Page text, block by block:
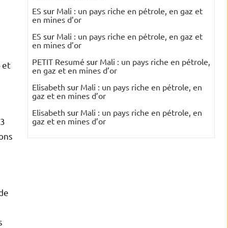
et
ES sur Mali : un pays riche en pétrole, en gaz et
en mines d’or
ES sur Mali : un pays riche en pétrole, en gaz et
en mines d’or
PETIT Resumé sur Mali : un pays riche en pétrole,
en gaz et en mines d’or
Elisabeth sur Mali : un pays riche en pétrole, en
gaz et en mines d’or
Elisabeth sur Mali : un pays riche en pétrole, en
gaz et en mines d’or